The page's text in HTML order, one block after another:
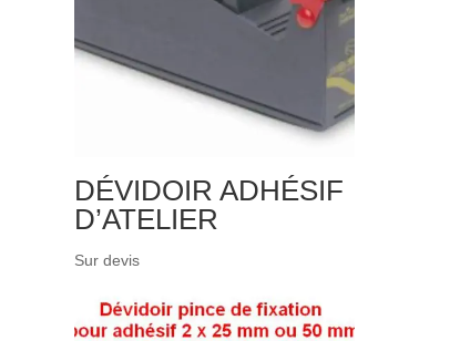
DÉVIDOIR ADHÉSIF
D’ATELIER
Sur devis